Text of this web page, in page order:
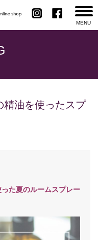
MENU
精油を使ったスプ
た夏のルームスプレー